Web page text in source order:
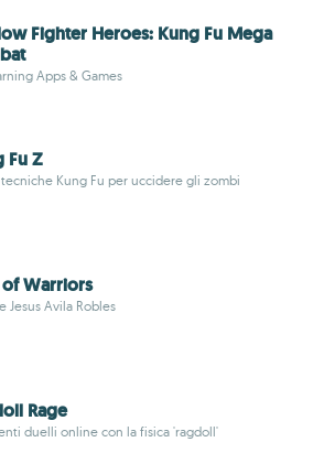
Fighter Heroes: Kung Fu Mega
Apps & Games
Fu Z
tecniche Kung Fu per uccidere gli zombi
Warriors
Jesus Avila Robles
Rage
duelli online con la fisica 'ragdoll'